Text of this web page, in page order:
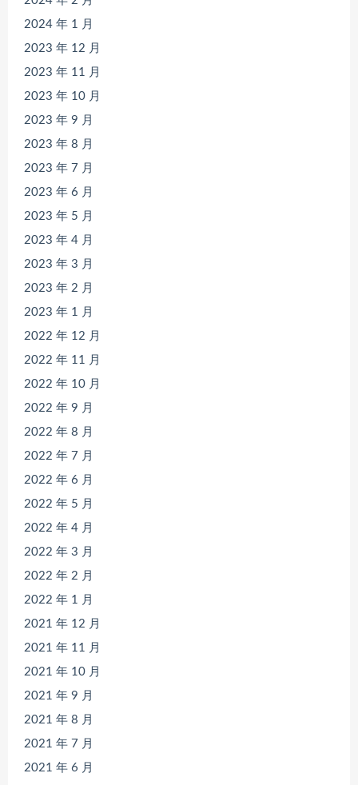
2024 年 1 月
2023 年 12 月
2023 年 11 月
2023 年 10 月
2023 年 9 月
2023 年 8 月
2023 年 7 月
2023 年 6 月
2023 年 5 月
2023 年 4 月
2023 年 3 月
2023 年 2 月
2023 年 1 月
2022 年 12 月
2022 年 11 月
2022 年 10 月
2022 年 9 月
2022 年 8 月
2022 年 7 月
2022 年 6 月
2022 年 5 月
2022 年 4 月
2022 年 3 月
2022 年 2 月
2022 年 1 月
2021 年 12 月
2021 年 11 月
2021 年 10 月
2021 年 9 月
2021 年 8 月
2021 年 7 月
2021 年 6 月